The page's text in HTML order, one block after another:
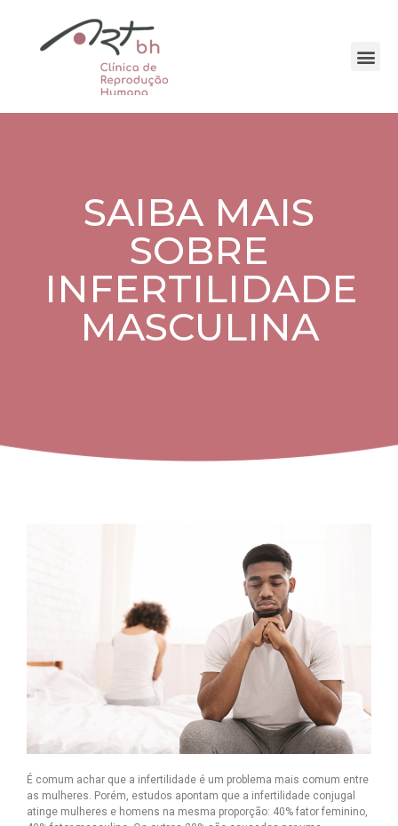
SAIBA MAIS
SOBRE
INFERTILIDADE
MASCULINA
É comum achar que a infertilidade é um problema mais comum entre
as mulheres. Porém, estudos apontam que a infertilidade conjugal
atinge mulheres e homens na mesma proporção: 40% fator feminino,